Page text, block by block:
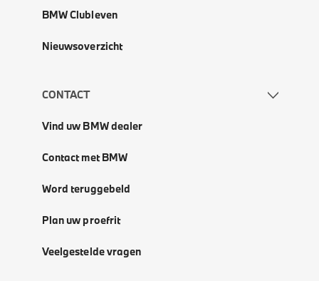
BMW Clubleven
Nieuwsoverzicht
CONTACT
Vind uw BMW dealer
Contact met BMW
Word teruggebeld
Plan uw proefrit
Veelgestelde vragen